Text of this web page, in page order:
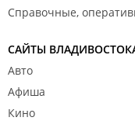
Справочные,
САЙТЫ
Авто
Афиша
Кино